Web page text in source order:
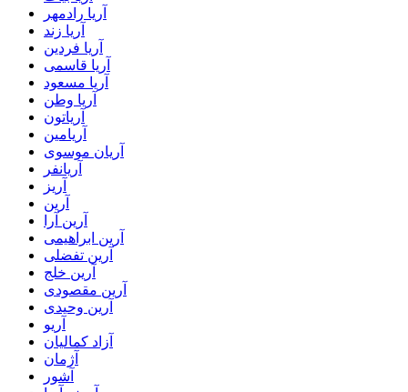
آریا رادمهر
آریا زند
آریا فردین
آریا قاسمی
آریا مسعود
آریا وطن
آریاتون
آریامین
آریان موسوی
آریانفر
آریز
آرین
آرین آرا
آرین ابراهیمی
آرین تفضلی
آرین خلج
آرین مقصودی
آرین وحیدی
آریو
آزاد کمالیان
آژمان
آشور